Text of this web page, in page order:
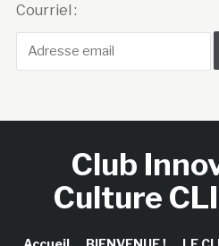
Courriel :
Club
Culture